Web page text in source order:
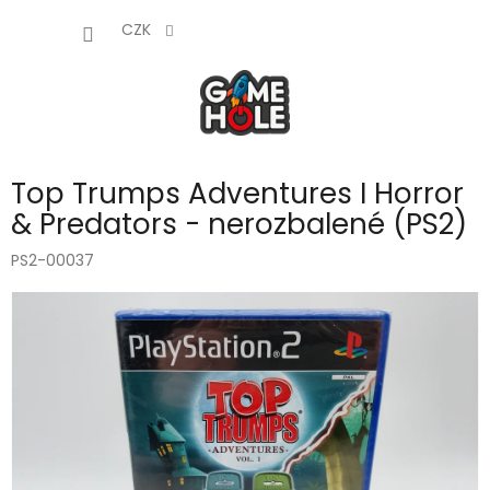
CZK
Top Trumps Adventures I Horror
& Predators - nerozbalené (PS2)
PS2-00037